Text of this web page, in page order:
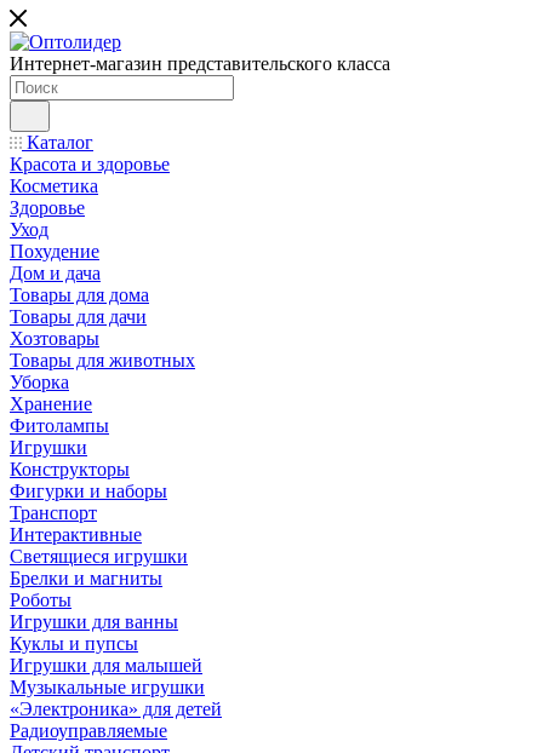
Интернет-магазин представительского класса
Каталог
Красота и здоровье
Косметика
Здоровье
Уход
Похудение
Дом и дача
Товары для дома
Товары для дачи
Хозтовары
Товары для животных
Уборка
Хранение
Фитолампы
Игрушки
Конструкторы
Фигурки и наборы
Транспорт
Интерактивные
Светящиеся игрушки
Брелки и магниты
Роботы
Игрушки для ванны
Куклы и пупсы
Игрушки для малышей
Музыкальные игрушки
«Электроника» для детей
Радиоуправляемые